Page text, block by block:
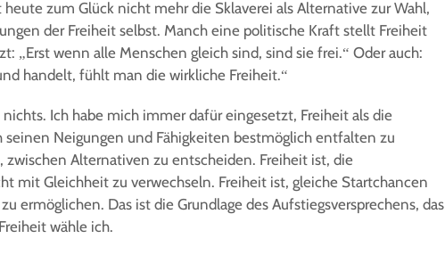
heute zum Glück nicht mehr die Sklaverei als Alternative zur Wahl,
der Freiheit selbst. Manch eine politische Kraft stellt Freiheit
„Erst wenn alle Menschen gleich sind, sind sie frei.“ Oder auch:
handelt, fühlt man die wirkliche Freiheit.“
Ich habe mich immer dafür eingesetzt, Freiheit als die
seinen Neigungen und Fähigkeiten bestmöglich entfalten zu
Alternativen zu entscheiden. Freiheit ist, die
mit Gleichheit zu verwechseln. Freiheit ist, gleiche Startchancen
ermöglichen. Das ist die Grundlage des Aufstiegsversprechens, das
wähle ich.